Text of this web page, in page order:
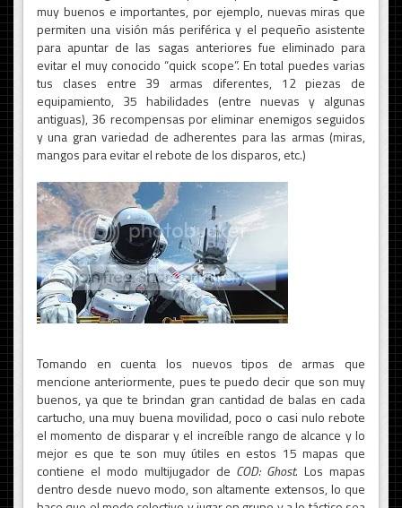
muy buenos e importantes, por ejemplo, nuevas miras que
permiten una visión más periférica y el pequeño asistente
para apuntar de las sagas anteriores fue eliminado para
evitar el muy conocido “quick scope”. En total puedes varias
tus clases entre 39 armas diferentes, 12 piezas de
equipamiento, 35 habilidades (entre nuevas y algunas
antiguas), 36 recompensas por eliminar enemigos seguidos
y una gran variedad de adherentes para las armas (miras,
mangos para evitar el rebote de los disparos, etc.)
Tomando en cuenta los nuevos tipos de armas que
mencione anteriormente, pues te puedo decir que son muy
buenos, ya que te brindan gran cantidad de balas en cada
cartucho, una muy buena movilidad, poco o casi nulo rebote
el momento de disparar y el increíble rango de alcance y lo
mejor es que te son muy útiles en estos 15 mapas que
contiene el modo multijugador de COD: Ghost. Los mapas
dentro desde nuevo modo, son altamente extensos, lo que